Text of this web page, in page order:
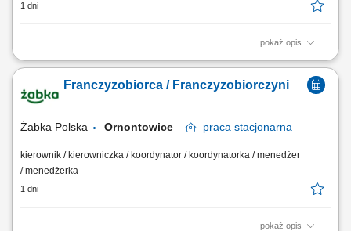
1 dni
pokaż opis
Główne zadania: Prowadzenie własnej działalności gospodarczej w
obsługi. Monitorowanie stanów magazynowych i zamówień.
Dostosowywanie asortymentu sklepu do potrzeb lokalnego rynku.
Franczyzobiorca / Franczyzobiorczyni
Żabka Polska Ornontowice praca stacjonarna
kierownik / kierowniczka / koordynator / koordynatorka / menedżer
/ menedżerka
1 dni
pokaż opis